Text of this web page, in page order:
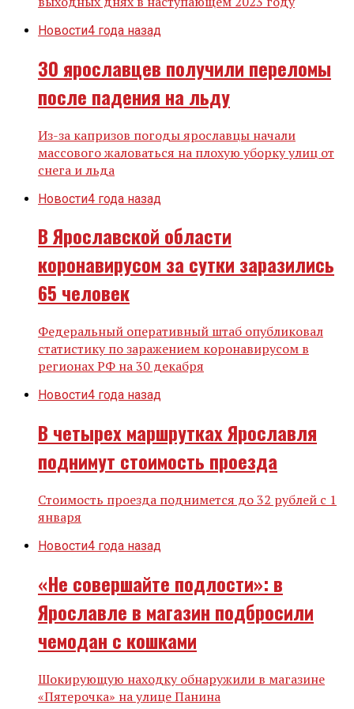
Новости4 года назад
30 ярославцев получили переломы
после падения на льду
Из-за капризов погоды ярославцы начали
массового жаловаться на плохую уборку улиц от
снега и льда
Новости4 года назад
В Ярославской области
коронавирусом за сутки заразились
65 человек
Федеральный оперативный штаб опубликовал
статистику по заражением коронавирусом в
регионах РФ на 30 декабря
Новости4 года назад
В четырех маршрутках Ярославля
поднимут стоимость проезда
Стоимость проезда поднимется до 32 рублей с 1
января
Новости4 года назад
«Не совершайте подлости»: в
Ярославле в магазин подбросили
чемодан с кошками
Шокирующую находку обнаружили в магазине
«Пятерочка» на улице Панина